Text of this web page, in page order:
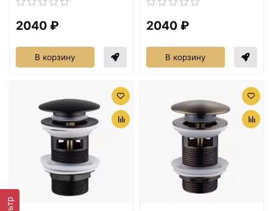
2040 ₽
В корзину
2040 ₽
В корзину